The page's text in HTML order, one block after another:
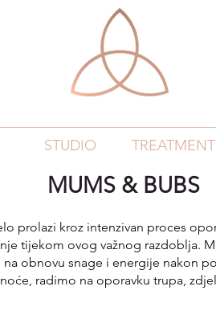
STUDIO
MUMS & BUBS
prolazi kroz intenzivan proces
tijekom ovog važnog razdoblja.
obnovu snage i energije nakon
radimo na oporavku trupa,